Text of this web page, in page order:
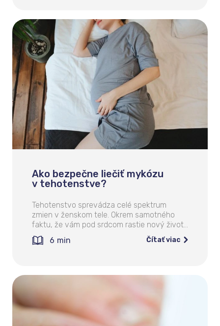
Ako bezpečne liečiť mykózu
v tehotenstve?
Tehotenstvo sprevádza celé spektrum
zmien v ženskom tele. Okrem samotného
faktu, že vám pod srdcom rastie nový život…
6 min Čítať viac